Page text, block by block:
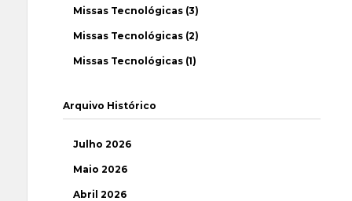
Missas Tecnológicas (3)
Missas Tecnológicas (2)
Missas Tecnológicas (1)
Arquivo Histórico
Julho 2026
Maio 2026
Abril 2026